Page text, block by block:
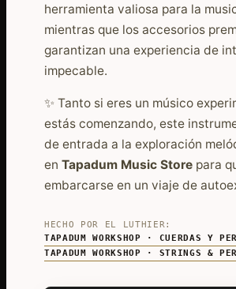
herramienta valiosa para la
mientras que los accesorios
garantizan una experiencia de
impecable.
✨ Tanto si eres un músico
estás comenzando, este
de entrada a la exploración
en Tapadum Music Store para
embarcarse en un viaje de
HECHO POR EL LUTHIER:
TAPADUM WORKSHOP · CUERDAS Y
TAPADUM WORKSHOP · STRINGS &